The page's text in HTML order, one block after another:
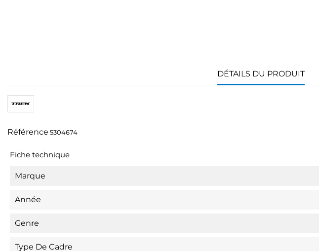
DÉTAILS DU PRODUIT
Référence 5304674
Fiche technique
Marque
Année
Genre
Type De Cadre